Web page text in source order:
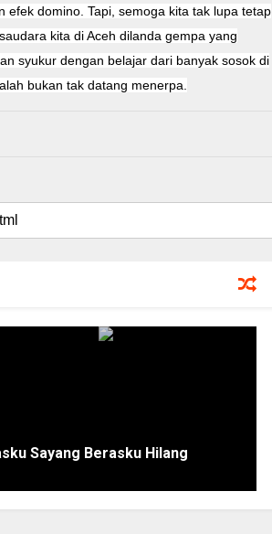
efek domino. Tapi, semoga kita tak lupa tetap
kita di Aceh dilanda gempa yang
syukur dengan belajar dari banyak sosok di
bukan tak datang menerpa.
Sayang Berasku Hilang